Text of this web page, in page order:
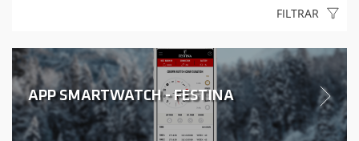
FILTRAR
APP SMARTWATCH - FESTINA